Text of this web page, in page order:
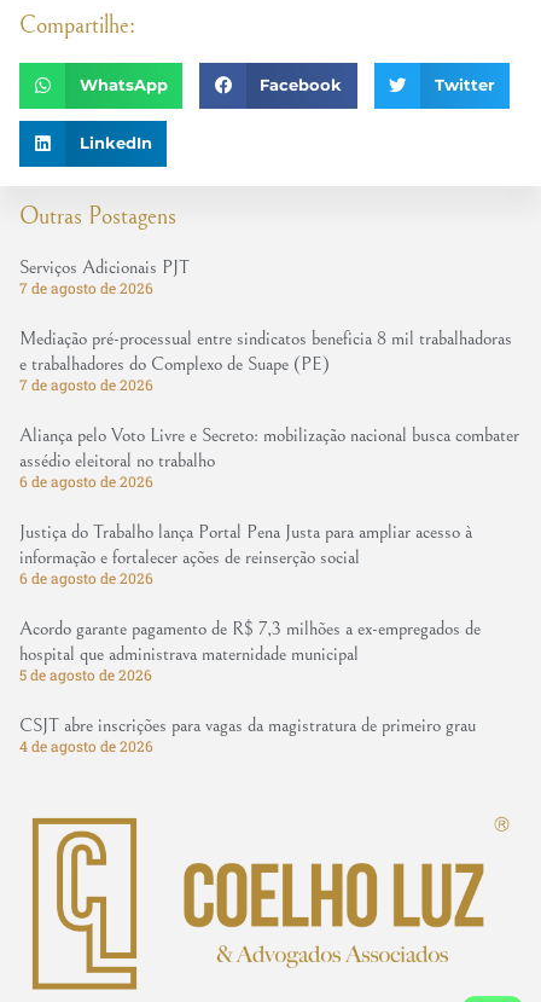
Outras Postagens
Serviços Adicionais PJT
7 de agosto de 2026
Mediação pré-processual entre sindicatos beneficia 8 mil trabalhadoras
e trabalhadores do Complexo de Suape (PE)
7 de agosto de 2026
Aliança pelo Voto Livre e Secreto: mobilização nacional busca combater
assédio eleitoral no trabalho
6 de agosto de 2026
Justiça do Trabalho lança Portal Pena Justa para ampliar acesso à
informação e fortalecer ações de reinserção social
6 de agosto de 2026
Acordo garante pagamento de R$ 7,3 milhões a ex-empregados de
hospital que administrava maternidade municipal
5 de agosto de 2026
CSJT abre inscrições para vagas da magistratura de primeiro grau
4 de agosto de 2026
Compartilhe:
WhatsApp Facebook Twitter
LinkedIn